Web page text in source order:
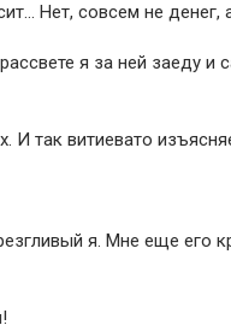
Нет, совсем не денег,
я за ней заеду и
так витиевато
я. Мне еще его